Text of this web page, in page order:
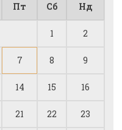
Пт Сб Нд
1 2
7 8 9
14 15 16
21 22 23